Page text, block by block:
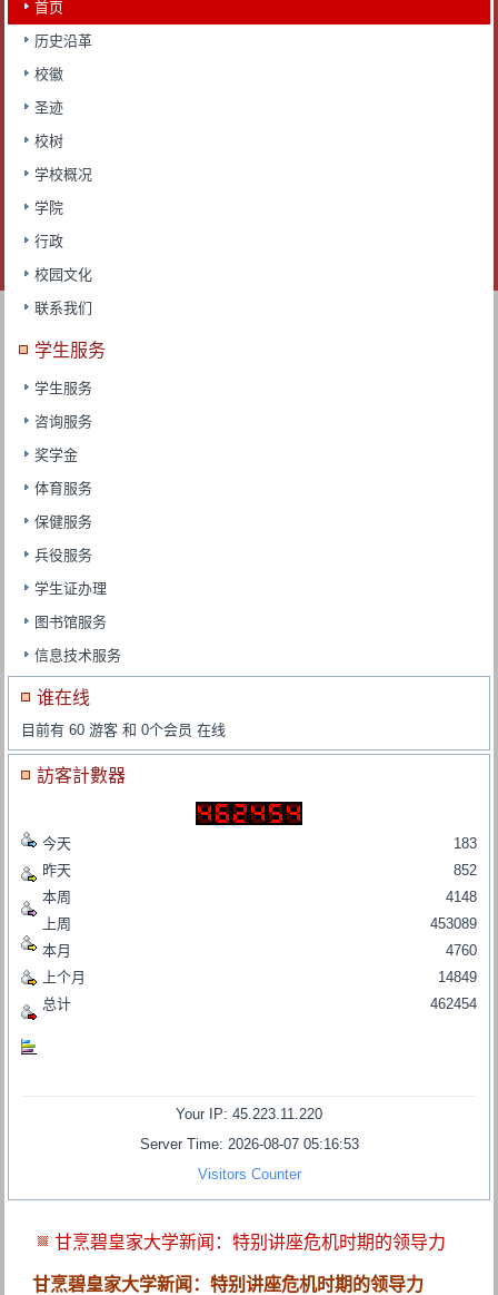
首页
历史沿革
校徽
圣迹
校树
学校概况
学院
行政
校园文化
联系我们
学生服务
学生服务
咨询服务
奖学金
体育服务
保健服务
兵役服务
学生证办理
图书馆服务
信息技术服务
谁在线
目前有 60 游客 和 0个会员 在线
訪客計數器
今天
昨天
本周
上周
本月
上个月
总计
183
852
4148
453089
4760
14849
462454
Your IP: 45.223.11.220
Server Time: 2026-08-07 05:16:53
Visitors Counter
甘烹碧皇家大学新闻：特别讲座危机时期的领导力
甘烹碧皇家大学新闻：特别讲座危机时期的领导力